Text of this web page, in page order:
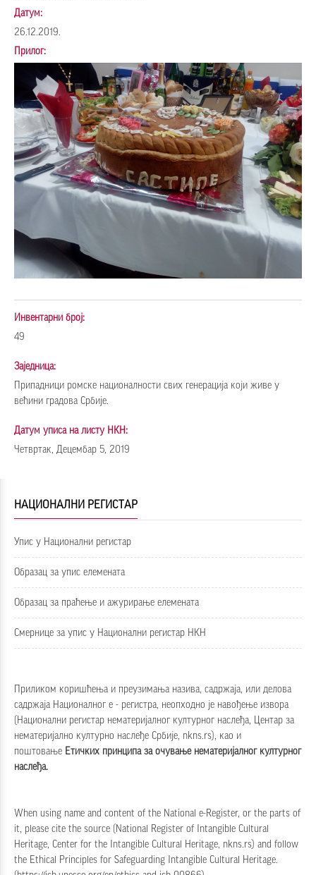
Датум:
26.12.2019.
Прилог:
Инвентарни број:
49
Заједница:
Припадници ромске националности свих генерација који живе у
већини градова Србије.
Датум уписа на листу НКН:
Четвртак, Децембар 5, 2019
НАЦИОНАЛНИ РЕГИСТАР
Упис у Национални регистар
Образац за упис елемената
Образац за праћење и ажурирање елемената
Смернице за упис у Национални регистар НКН
Приликом коришћења и преузимања назива, садржаја, или делова
садржаја Националног е - регистра, неопходно је навођење извора
(Национални регистар нематеријалног културног наслеђа, Центар за
нематеријално културно наслеђе Србије, nkns.rs), као и
поштовање Етичких принципа за очување нематеријалног културног
наслеђа.
When using name and content of the National e-Register, or the parts of
it, please cite the source (National Register of Intangible Cultural
Heritage, Center for the Intangible Cultural Heritage, nkns.rs) and follow
the Ethical Principles for Safeguarding Intangible Cultural Heritage.